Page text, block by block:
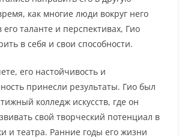
как многие люди вокруг него
таланте и перспективах, Гио
в себя и свои способности.
его настойчивость и
принесли результаты. Гио был
колледж искусств, где он
свой творческий потенциал в
и театра. Ранние годы его жизни